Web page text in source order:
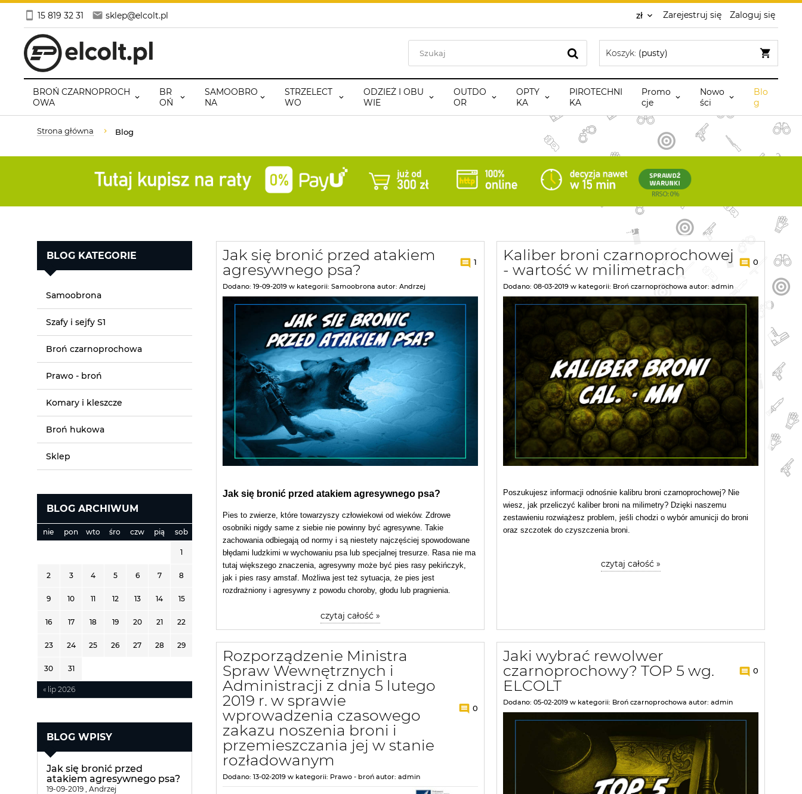
15 819 32 31 sklep@elcolt.pl Zarejestruj się Zaloguj się
Koszyk: (pusty)
BROŃ CZARNOPROCH
OWA
BR
OŃ
SAMOOBRO
NA
STRZELECT
WO
ODZIEŻ I OBU
WIE
OUTDO
OR
OPTY
KA
PIROTECHNI
KA
Promo
cje
Nowo
ści
Blo
g
Strona główna Blog
BLOG KATEGORIE
Samoobrona
Szafy i sejfy S1
Broń czarnoprochowa
Prawo - broń
Komary i kleszcze
Broń hukowa
Sklep
BLOG ARCHIWUM
nie pon wto śro czw pią sob
1
2 3 4 5 6 7 8
9 10 11 12 13 14 15
16 17 18 19 20 21 22
23 24 25 26 27 28 29
30 31
« lip 2026
BLOG WPISY
Jak się bronić przed
atakiem agresywnego psa?
19-09-2019 , Andrzej
Jak się bronić przed atakiem
agresywnego psa?
1
Dodano: 19-09-2019 w kategorii: Samoobrona autor: Andrzej
Jak się bronić przed atakiem agresywnego psa?
Pies to zwierze, które towarzyszy człowiekowi od wieków. Zdrowe
osobniki nigdy same z siebie nie powinny być agresywne. Takie
zachowania odbiegają od normy i są niestety najczęściej spowodowane
błędami ludzkimi w wychowaniu psa lub specjalnej tresurze. Rasa nie ma
tutaj większego znaczenia, agresywny może być pies rasy pekińczyk,
jak i pies rasy amstaf. Możliwa jest też sytuacja, że pies jest
rozdrażniony i agresywny z powodu choroby, głodu lub pragnienia.
czytaj całość »
Kaliber broni czarnoprochowej
- wartość w milimetrach
0
Dodano: 08-03-2019 w kategorii: Broń czarnoprochowa autor: admin
Poszukujesz informacji odnośnie kalibru broni czarnoprochowej? Nie
wiesz, jak przeliczyć kaliber broni na milimetry? Dzięki naszemu
zestawieniu rozwiążesz problem, jeśli chodzi o wybór amunicji do broni
oraz szczotek do czyszczenia broni.
czytaj całość »
Rozporządzenie Ministra
Spraw Wewnętrznych i
Administracji z dnia 5 lutego
2019 r. w sprawie
wprowadzenia czasowego
zakazu noszenia broni i
przemieszczania jej w stanie
rozładowanym
0
Dodano: 13-02-2019 w kategorii: Prawo - broń autor: admin
Jaki wybrać rewolwer
czarnoprochowy? TOP 5 wg.
ELCOLT
0
Dodano: 05-02-2019 w kategorii: Broń czarnoprochowa autor: admin